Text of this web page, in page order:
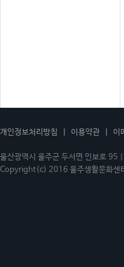
개인정보처리방침 이용약관 이
울산광역시 울주군 두서면 인보로
Copyright(c) 2016 울주생활문화센